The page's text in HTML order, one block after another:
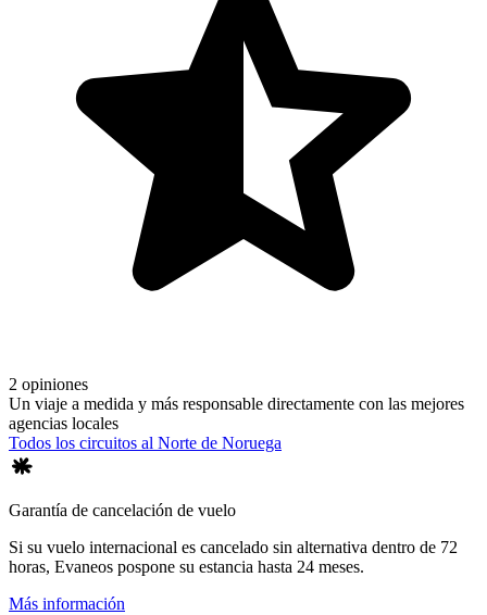
2 opiniones
Un viaje a medida y más responsable directamente con las mejores
agencias locales
Todos los circuitos al Norte de Noruega
Garantía de cancelación de vuelo
Si su vuelo internacional es cancelado sin alternativa dentro de 72
horas, Evaneos pospone su estancia hasta 24 meses.
Más información